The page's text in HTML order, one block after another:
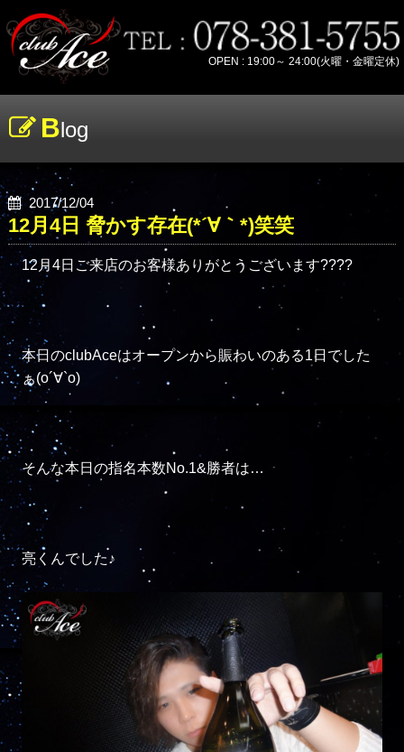
OPEN : 19:00～ 24:00(火曜・金曜定休)
Blog
2017/12/04
12月4日 脅かす存在(*´∀｀*)笑笑
12月4日ご来店のお客様ありがとうございます????
本日のclubAceはオープンから賑わいのある1日でした
ぁ(о´∀`о)
そんな本日の指名本数No.1&勝者は…
亮くんでした♪